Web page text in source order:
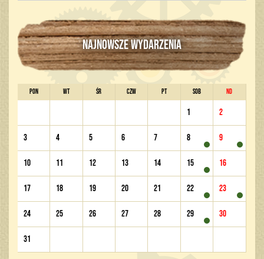
NAJNOWSZE WYDARZENIA
PON WT ŚR CZW PT SOB ND
1 2
3 4 5 6 7 8 9
10 11 12 13 14 15 16
17 18 19 20 21 22 23
24 25 26 27 28 29 30
31